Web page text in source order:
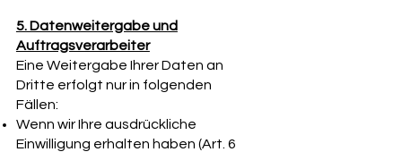
5. Datenweitergabe und
Auftragsverarbeiter
Eine Weitergabe Ihrer Daten an
Dritte erfolgt nur in folgenden
Fällen:
Wenn wir Ihre ausdrückliche
Einwilligung erhalten haben (Art. 6